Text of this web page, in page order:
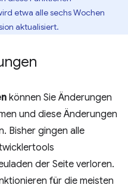
etwa alle sechs Wochen
aktualisiert.
können Sie Änderungen
und diese Änderungen
Bisher gingen alle
der Seite verloren.
für die meisten